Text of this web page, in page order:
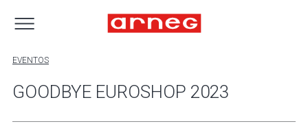
EVENTOS
GOODBYE EUROSHOP 2023